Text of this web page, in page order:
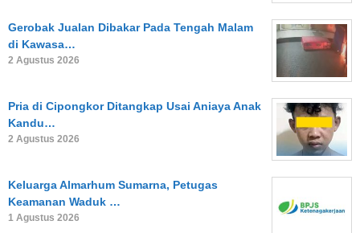
Gerobak Jualan Dibakar Pada Tengah Malam
di Kawasa…
2 Agustus 2026
Pria di Cipongkor Ditangkap Usai Aniaya Anak
Kandu…
2 Agustus 2026
Keluarga Almarhum Sumarna, Petugas
Keamanan Waduk …
1 Agustus 2026